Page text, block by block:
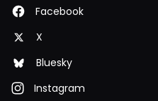
Facebook
X
Bluesky
Instagram